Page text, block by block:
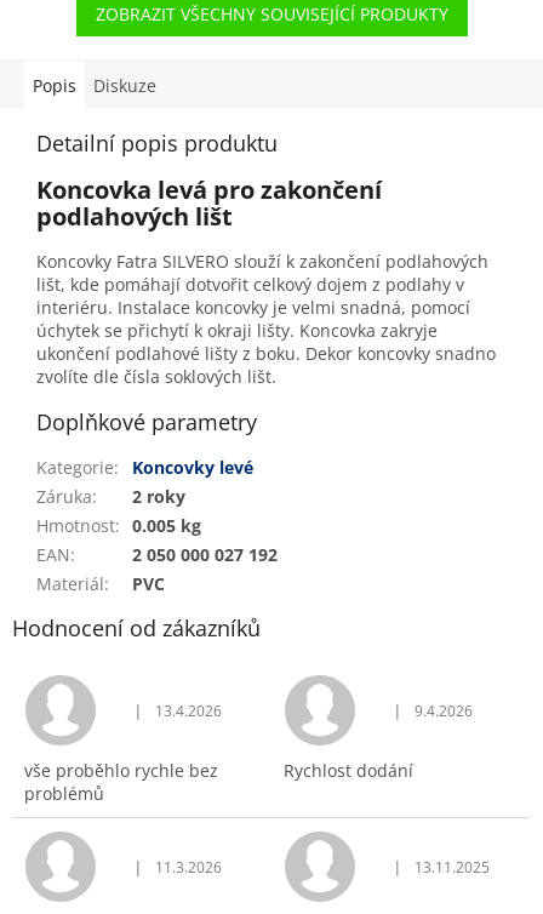
ZOBRAZIT VŠECHNY SOUVISEJÍCÍ PRODUKTY
Popis Diskuze
Detailní popis produktu
Koncovka levá pro zakončení
podlahových lišt
Koncovky Fatra SILVERO slouží k zakončení podlahových
lišt, kde pomáhají dotvořit celkový dojem z podlahy v
interiéru. Instalace koncovky je velmi snadná, pomocí
úchytek se přichytí k okraji lišty. Koncovka zakryje
ukončení podlahové lišty z boku. Dekor koncovky snadno
zvolíte dle čísla soklových lišt.
Doplňkové parametry
Kategorie:
Koncovky levé
Záruka:
2 roky
Hmotnost: 0.005 kg
EAN:
2 050 000 027 192
Materiál: PVC
Hodnocení od zákazníků
Hodnocení obchodu je 5 z 5 hvězdiček.
| 13.4.2026
vše proběhlo rychle bez
problémů
Hodnocení
| 9.4.2026
Rychlost dodání
Hodnocení obchodu je 5 z 5 hvězdiček.
| 11.3.2026 Hodnocení
| 13.11.2025